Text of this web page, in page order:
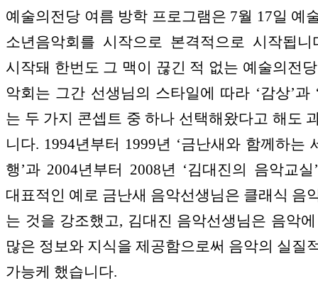
예술의전당 여름 방학 프로그램은 7월 17일 예
소년음악회를 시작으로 본격적으로 시작됩니
시작돼 한번도 그 맥이 끊긴 적 없는 예술의전
악회는 그간 선생님의 스타일에 따라 ‘감상’과
는 두 가지 콘셉트 중 하나 선택해왔다고 해도
니다. 1994년부터 1999년 ‘금난새와 함께하는
행’과 2004년부터 2008년 ‘김대진의 음악교실
대표적인 예로 금난새 음악선생님은 클래식 음
는 것을 강조했고, 김대진 음악선생님은 음악
많은 정보와 지식을 제공함으로써 음악의 실질
가능케 했습니다.